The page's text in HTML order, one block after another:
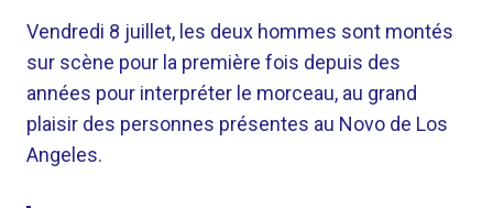
Vendredi 8 juillet, les deux hommes sont montés
sur scène pour la première fois depuis des
années pour interpréter le morceau, au grand
plaisir des personnes présentes au Novo de Los
Angeles.